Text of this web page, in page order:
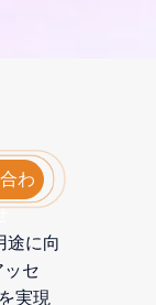
わ
途に向
セ
実現